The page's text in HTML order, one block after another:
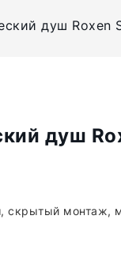
душ Roxen
душ
скрытый монтаж,